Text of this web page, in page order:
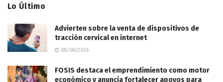
Lo Último
Advierten sobre la venta de dispositivos de
tracción cervical en internet
08/08/2026
FOSIS destaca el emprendimiento como motor
económico y anuncia fortalecer apoyos para